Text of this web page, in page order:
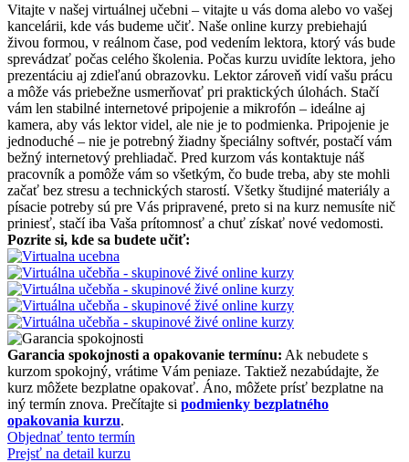
Vitajte v našej virtuálnej učebni – vitajte u vás doma alebo vo vašej
kancelárii, kde vás budeme učiť. Naše online kurzy prebiehajú
živou formou, v reálnom čase, pod vedením lektora, ktorý vás bude
sprevádzať počas celého školenia. Počas kurzu uvidíte lektora, jeho
prezentáciu aj zdieľanú obrazovku. Lektor zároveň vidí vašu prácu
a môže vás priebežne usmerňovať pri praktických úlohách. Stačí
vám len stabilné internetové pripojenie a mikrofón – ideálne aj
kamera, aby vás lektor videl, ale nie je to podmienka. Pripojenie je
jednoduché – nie je potrebný žiadny špeciálny softvér, postačí vám
bežný internetový prehliadač. Pred kurzom vás kontaktuje náš
pracovník a pomôže vám so všetkým, čo bude treba, aby ste mohli
začať bez stresu a technických starostí. Všetky študijné materiály a
písacie potreby sú pre Vás pripravené, preto si na kurz nemusíte nič
priniesť, stačí iba Vaša prítomnosť a chuť získať nové vedomosti.
Pozrite si, kde sa budete učiť:
Garancia spokojnosti a opakovanie termínu: Ak nebudete s
kurzom spokojný, vrátime Vám peniaze. Taktiež nezabúdajte, že
kurz môžete bezplatne opakovať. Áno, môžete prísť bezplatne na
iný termín znova. Prečítajte si podmienky bezplatného
opakovania kurzu.
Objednať tento termín
Prejsť na detail kurzu